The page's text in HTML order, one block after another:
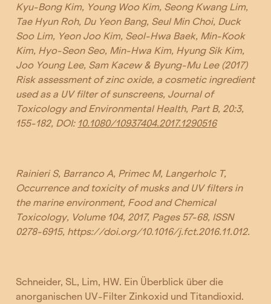
Kyu-Bong Kim, Young Woo Kim, Seong Kwang Lim,
Tae Hyun Roh, Du Yeon Bang, Seul Min Choi, Duck
Soo Lim, Yeon Joo Kim, Seol-Hwa Baek, Min-Kook
Kim, Hyo-Seon Seo, Min-Hwa Kim, Hyung Sik Kim,
Joo Young Lee, Sam Kacew & Byung-Mu Lee (2017)
Risk assessment of zinc oxide, a cosmetic ingredient
used as a UV filter of sunscreens, Journal of
Toxicology and Environmental Health, Part B, 20:3,
155-182, DOI: 10.1080/10937404.2017.1290516
Rainieri S, Barranco A, Primec M, Langerholc T,
Occurrence and toxicity of musks and UV filters in
the marine environment, Food and Chemical
Toxicology, Volume 104, 2017, Pages 57-68, ISSN
0278-6915, https://doi.org/10.1016/j.fct.2016.11.012.
Schneider, SL, Lim, HW. Ein Überblick über die
anorganischen UV-Filter Zinkoxid und Titandioxid.